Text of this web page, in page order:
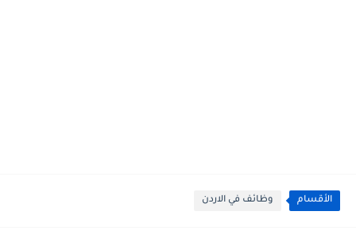
الأقسام وظائف في الاردن